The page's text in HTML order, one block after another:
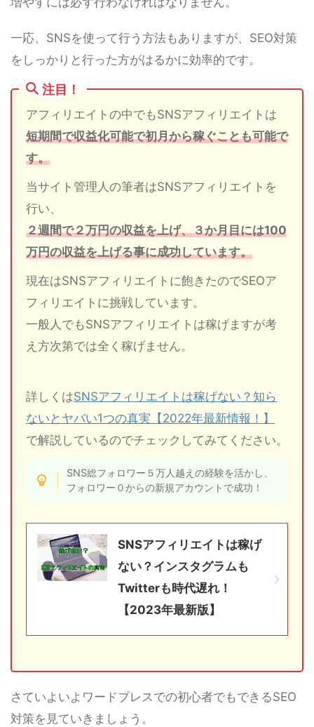
一応、SNSを使って行う方法もありますが、SEO対策
をしっかりと行った方がはるかに効率的です。
注目！
アフィリエイトの中でもSNSアフィリエイトは
短期間で収益化可能で初月から稼ぐことも可能で
す。
当サイト管理人の筆者はSNSアフィリエイトを
行い、
２週間で２万円の収益を上げ、３か月目には100
万円の収益を上げる事に成功しています。
現在はSNSアフィリエイトに飽きたのでSEOア
フィリエイトに挑戦しています。
一般人でもSNSアフィリエイトは稼げますが考
え方次第では全く稼げません。
詳しくはSNSアフィリエイトは稼げない？知ら
ないとヤバい1つの真実【2022年最新情報！】
で解説しているのでチェックしてみてください。
SNS総フォロワー５万人越えの経験を活かし、
フォロワー０からの新規アカウントで成功！
SNSアフィリエイトは稼げ
ない？インスタグラムも
Twitterも時代遅れ！
【2023年最新版】
さていよいよワードプレスでの初心者でもできるSEO
対策を見ていきましょう。